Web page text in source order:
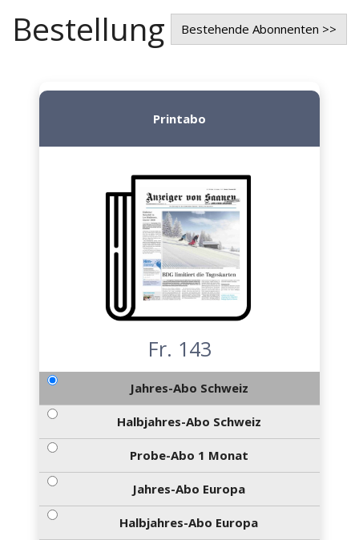
Bestellung Bestehende Abonnenten >>
Printabo
Fr. 143
Jahres-Abo Schweiz
Halbjahres-Abo Schweiz
Probe-Abo 1 Monat
Jahres-Abo Europa
Halbjahres-Abo Europa